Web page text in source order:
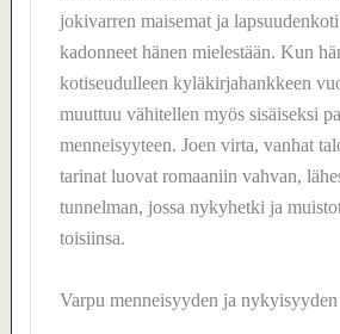
jokivarren maisemat ja
kadonneet hänen mielestään. Kun
kotiseudulleen kyläkirjahankkeen
muuttuu vähitellen myös sisäiseksi
menneisyyteen. Joen virta, vanhat
tarinat luovat romaaniin vahvan,
tunnelman, jossa nykyhetki ja
toisiinsa.
Varpu menneisyyden ja nykyisyyden